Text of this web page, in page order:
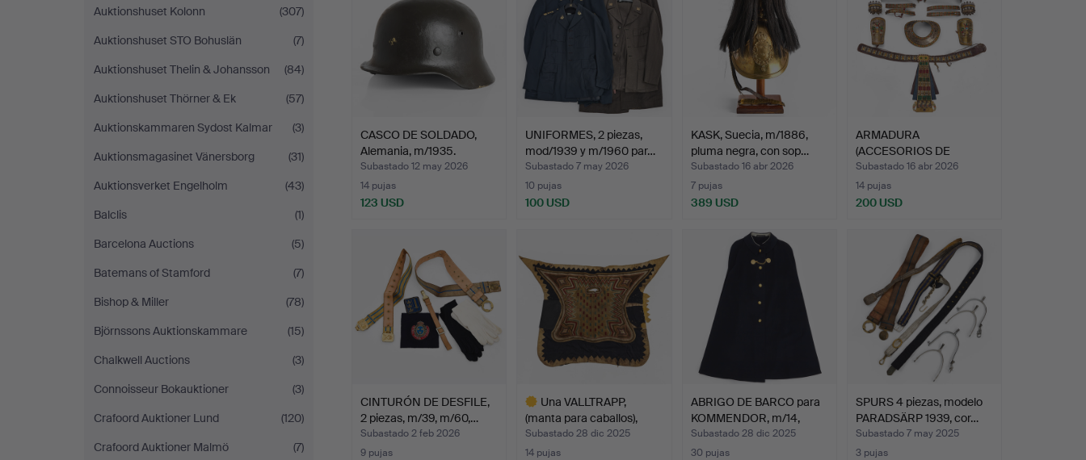
Auktionshuset Kolonn
(307)
Auktionshuset STO Bohuslän
(7)
Auktionshuset Thelin & Johansson
(84)
Auktionshuset Thörner & Ek
(57)
Auktionskammaren Sydost Kalmar
(3)
Auktionsmagasinet Vänersborg
(31)
Auktionsverket Engelholm
(43)
Balclis
(1)
Barcelona Auctions
(5)
Batemans of Stamford
(7)
Bishop & Miller
(78)
Björnssons Auktionskammare
(15)
Chalkwell Auctions
(3)
Connoisseur Bokauktioner
(3)
Crafoord Auktioner Lund
(120)
Crafoord Auktioner Malmö
(7)
CASCO DE SOLDADO,
Alemania, m/1935.
Subastado 12 may 2026
14 pujas
123 USD
UNIFORMES, 2 piezas,
mod/1939 y m/1960 par…
Subastado 7 may 2026
10 pujas
100 USD
KASK, Suecia, m/1886,
pluma negra, con sop…
Subastado 16 abr 2026
7 pujas
389 USD
ARMADURA
(ACCESORIOS DE
TEATRO), 8 piezas,…
Subastado 16 abr 2026
14 pujas
200 USD
CINTURÓN DE DESFILE,
2 piezas, m/39, m/60,…
Subastado 2 feb 2026
9 pujas
Una VALLTRAPP,
(manta para caballos),
arma…
Subastado 28 dic 2025
14 pujas
ABRIGO DE BARCO para
KOMMENDOR, m/14,
Suec…
Subastado 28 dic 2025
30 pujas
SPURS 4 piezas, modelo
PARADSÄRP 1939, cor…
Subastado 7 may 2025
3 pujas